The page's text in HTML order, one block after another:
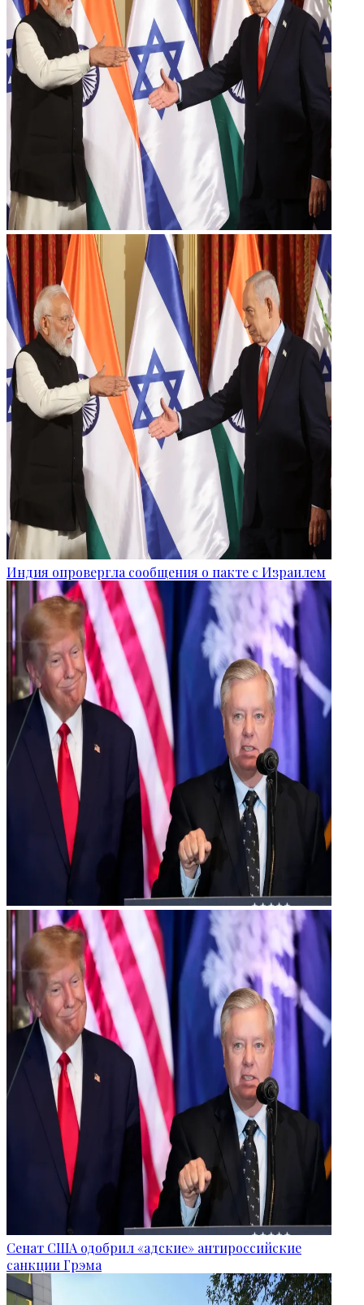
Индия опровергла сообщения о пакте с Израилем
Сенат США одобрил «адские» антироссийские
санкции Грэма